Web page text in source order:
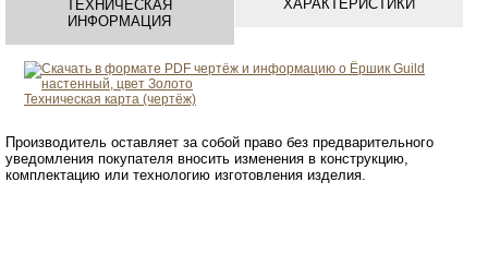
ТЕХНИЧЕСКАЯ
ИНФОРМАЦИЯ
Техническая карта (чертёж)
Производитель оставляет за собой право без предварительного
уведомления покупателя вносить изменения в конструкцию,
комплектацию или технологию изготовления изделия.
ХАРАКТЕРИСТИКИ